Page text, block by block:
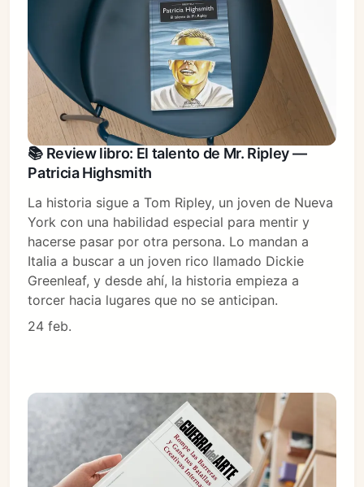
📚 Review libro: El talento de Mr. Ripley —
Patricia Highsmith
La historia sigue a Tom Ripley, un joven de Nueva
York con una habilidad especial para mentir y
hacerse pasar por otra persona. Lo mandan a
Italia a buscar a un joven rico llamado Dickie
Greenleaf, y desde ahí, la historia empieza a
torcer hacia lugares que no se anticipan.
24 feb.